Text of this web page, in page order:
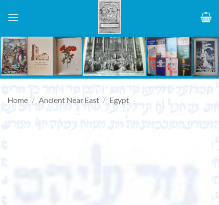
Home / Ancient Near East / Egypt